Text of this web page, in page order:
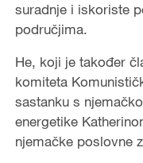
suradnje i iskoriste
područjima.
He, koji je također
komiteta
sastanku s
energetike
njemačke poslovne